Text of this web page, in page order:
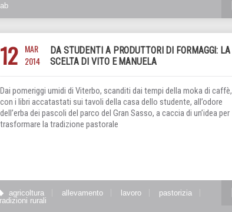
12
MAR
2014
DA STUDENTI A PRODUTTORI DI FORMAGGI: LA
SCELTA DI VITO E MANUELA
Dai pomeriggi umidi di Viterbo, scanditi dai tempi della moka di caffè,
con i libri accatastati sui tavoli della casa dello studente, all’odore
dell’erba dei pascoli del parco del Gran Sasso, a caccia di un’idea per
trasformare la tradizione pastorale
agricoltura allevamento lavoro
pastorizia
rurali